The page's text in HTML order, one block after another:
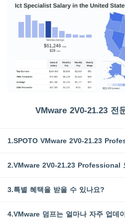
VMware 2V0-21.23 전
3.특별 혜택을 받을 수 있나요?
4.VMware 덤프는 얼마나 자주 업데